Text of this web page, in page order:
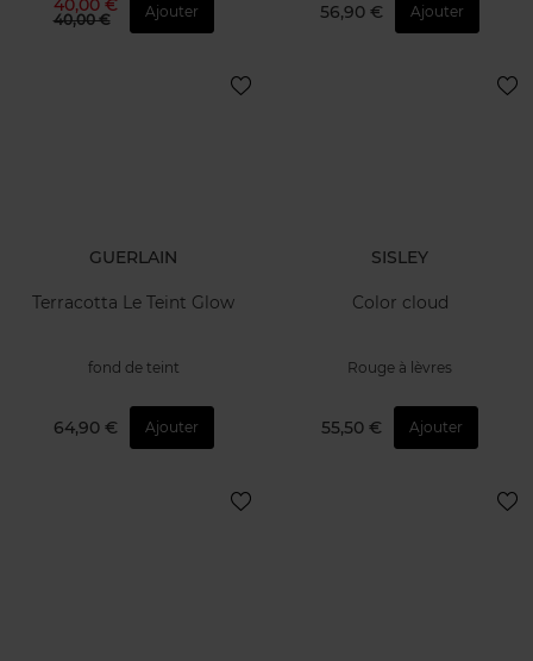
40,00 €
40,00 € Ajouter 56,90 € Ajouter
GUERLAIN
Terracotta Le Teint Glow
fond de teint
64,90 € Ajouter
SISLEY
Color cloud
Rouge à lèvres
55,50 € Ajouter